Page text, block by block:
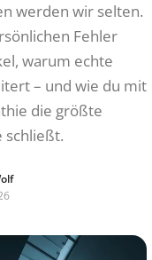
werden wir selten.
Fehler
warum echte
– und wie du mit
die größte
schließt.